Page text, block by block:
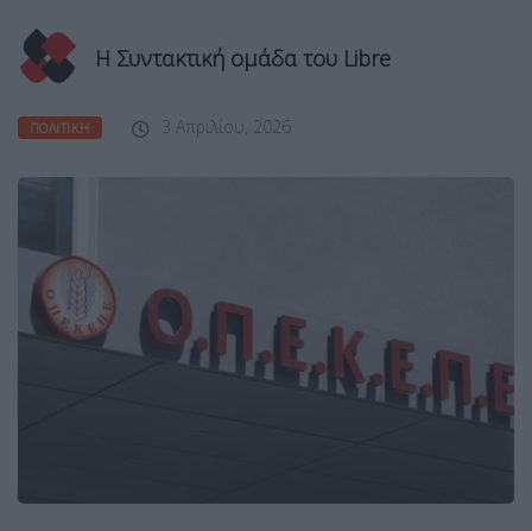
Η Συντακτική ομάδα του Libre
ΠΟΛΙΤΙΚΉ 3 Απριλίου, 2026